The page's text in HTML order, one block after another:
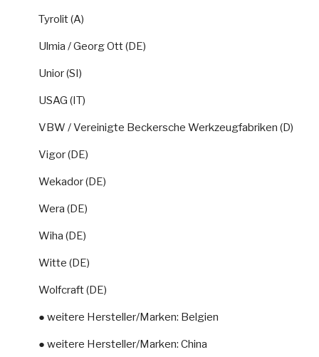
Tyrolit (A)
Ulmia / Georg Ott (DE)
Unior (SI)
USAG (IT)
VBW / Vereinigte Beckersche Werkzeugfabriken (D)
Vigor (DE)
Wekador (DE)
Wera (DE)
Wiha (DE)
Witte (DE)
Wolfcraft (DE)
● weitere Hersteller/Marken: Belgien
● weitere Hersteller/Marken: China